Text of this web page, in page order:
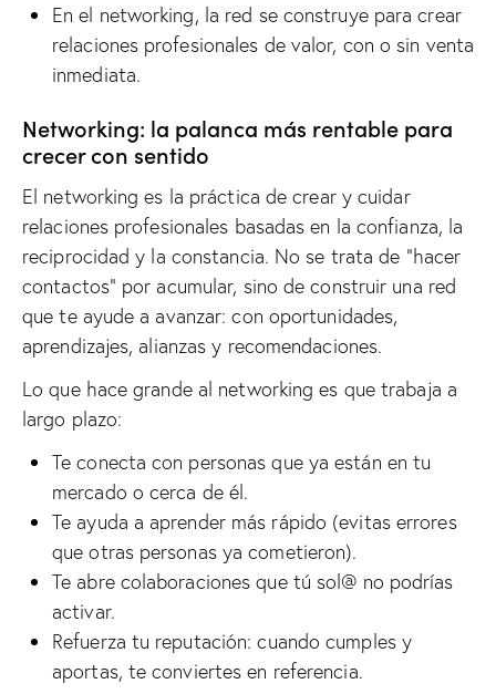
En el networking, la red se construye para crear
relaciones profesionales de valor, con o sin venta
inmediata.
Networking: la palanca más rentable para
crecer con sentido
El networking es la práctica de crear y cuidar
relaciones profesionales basadas en la confianza, la
reciprocidad y la constancia. No se trata de “hacer
contactos” por acumular, sino de construir una red
que te ayude a avanzar: con oportunidades,
aprendizajes, alianzas y recomendaciones.
Lo que hace grande al networking es que trabaja a
largo plazo:
Te conecta con personas que ya están en tu
mercado o cerca de él.
Te ayuda a aprender más rápido (evitas errores
que otras personas ya cometieron).
Te abre colaboraciones que tú sol@ no podrías
activar.
Refuerza tu reputación: cuando cumples y
aportas, te conviertes en referencia.